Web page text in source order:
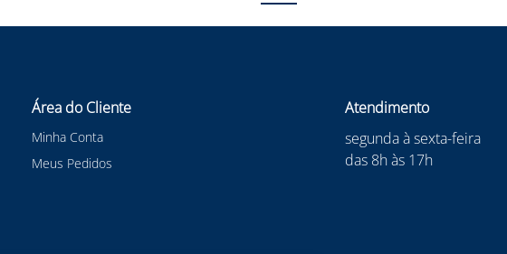
Área do Cliente
Minha Conta
Meus Pedidos
Atendimento
segunda à sexta-feira
das 8h às 17h